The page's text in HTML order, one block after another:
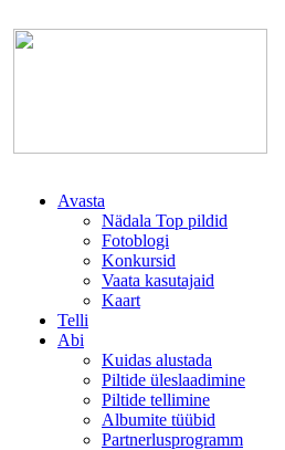
Avasta
Nädala Top pildid
Fotoblogi
Konkursid
Vaata kasutajaid
Kaart
Telli
Abi
Kuidas alustada
Piltide üleslaadimine
Piltide tellimine
Albumite tüübid
Partnerlusprogramm